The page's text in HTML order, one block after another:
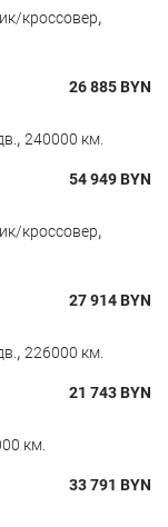
кроссовер,
26 885BYN
, 240000 км.
54 949BYN
кроссовер,
27 914BYN
, 226000 км.
21 743BYN
км.
33 791 BYN